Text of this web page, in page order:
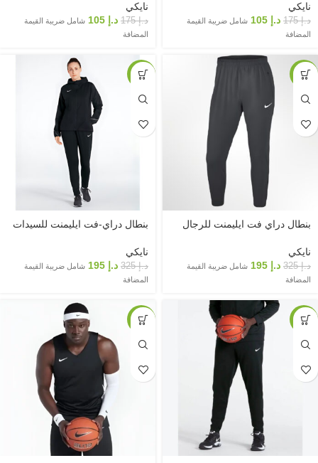
نايكي
د.إ175 د.إ
شامل ضريبة القيمة
المضافة
نايكي
د.إ175 د.إ
شامل ضريبة القيمة
المضافة
-40%
بنطال دراي فت ايليمنت للرجال
نايكي
د.إ325 د.إ
شامل ضريبة القيمة
المضافة
-40%
بنطال دراي-فت ايليمنت للسيدات
نايكي
د.إ325 د.إ
شامل ضريبة القيمة
المضافة
-40%
-40%